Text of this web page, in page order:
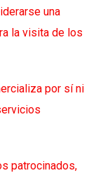
una
la visita de los
por sí ni
patrocinados,